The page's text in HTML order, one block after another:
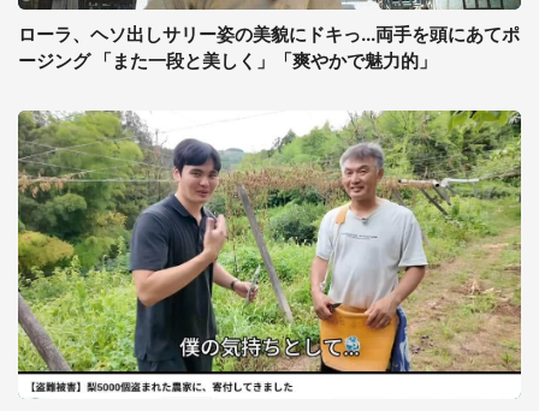
ローラ、ヘソ出しサリー姿の美貌にドキっ...両手を頭にあてポ
ージング 「また一段と美しく」「爽やかで魅力的」